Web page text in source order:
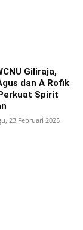
Giliraja,
dan A Rofik
Spirit
23 Februari 2025